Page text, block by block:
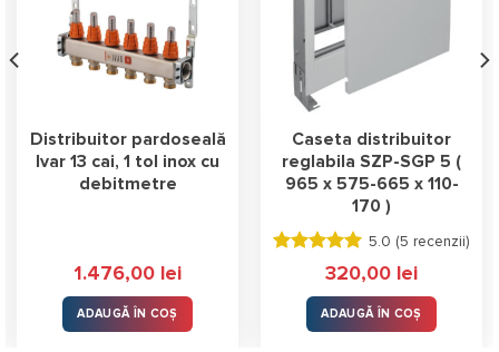
Distribuitor pardoseală
Ivar 13 cai, 1 tol inox cu
debitmetre
1.476,00 lei
ADAUGĂ ÎN COȘ
Caseta distribuitor
reglabila SZP-SGP 5 (
965 x 575-665 x 110-
170 )
Evaluat la
stele
din 5
5.0 (5 recenzii)
320,00 lei
ADAUGĂ ÎN COȘ